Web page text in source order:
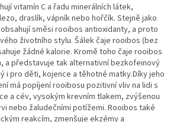
vitamín C a řadu minerálních látek,
draslík, vápník nebo hořčík. Stejně jako
směsi rooibos antioxidanty, a proto
životního stylu. Šálek čaje rooibos (bez
žádné kalorie. Kromě toho čaje rooibos
a představuje tak alternativní bezkofeinový
i pro děti, kojence a těhotné matky.Díky jeho
má popíjení rooibosu pozitivní vliv na lidi s
a cév, vysokým krevním tlakem, zvýšenou
nebo žaludečními potížemi. Rooibos také
reakcím, zmenšuje ekzémy a